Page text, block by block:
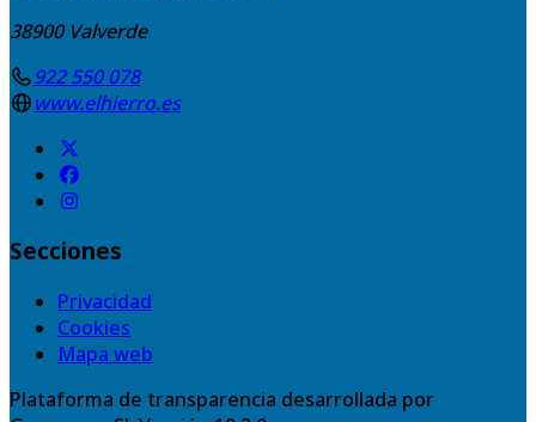
38900 Valverde
922 550 078
www.elhierro.es
Secciones
Privacidad
Cookies
Mapa web
Plataforma de transparencia desarrollada por